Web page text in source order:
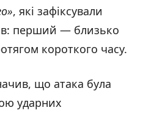
», які зафіксували
перший — близько
короткого часу.
що атака була
ударних